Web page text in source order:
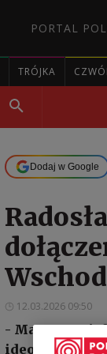
PORTAL
TRÓJKA
Dodaj w Google
12.03.2026 09:50
- Mamy w tej
ideologią